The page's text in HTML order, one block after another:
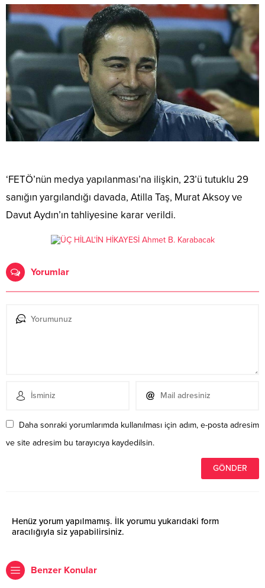
‘FETÖ’nün medya yapılanması’na ilişkin, 23’ü tutuklu 29
sanığın yargılandığı davada, Atilla Taş, Murat Aksoy ve
Davut Aydın’ın tahliyesine karar verildi.
Yorumlar
Daha sonraki yorumlarımda kullanılması için adım, e-posta adresim
ve site adresim bu tarayıcıya kaydedilsin.
Henüz yorum yapılmamış. İlk yorumu yukarıdaki form
aracılığıyla siz yapabilirsiniz.
Benzer Konular